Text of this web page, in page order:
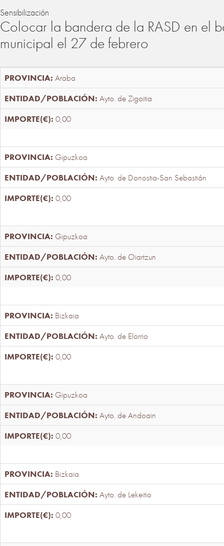
Sensibilización
Colocar la bandera de la RASD en el
municipal el 27 de febrero
Araba
Ayto. de Zigoitia
0,00
Gipuzkoa
Ayto. de Donostia-San Sebastián
0,00
Gipuzkoa
Ayto. de Oiartzun
0,00
Bizkaia
Ayto. de Elorrio
0,00
Gipuzkoa
Ayto. de Andoain
0,00
Bizkaia
Ayto. de Lekeitio
0,00